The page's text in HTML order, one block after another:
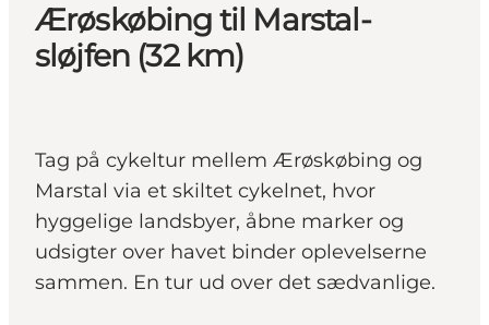
Ærøskøbing til Marstal-
sløjfen (32 km)
Tag på cykeltur mellem Ærøskøbing og
Marstal via et skiltet cykelnet, hvor
hyggelige landsbyer, åbne marker og
udsigter over havet binder oplevelserne
sammen. En tur ud over det sædvanlige.